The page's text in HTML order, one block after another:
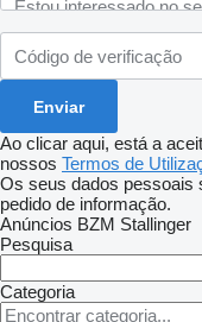
Ao clicar aqui, está a
nossos Termos de
Os seus dados pessoais
pedido de informação.
Anúncios BZM Stallinger
Pesquisa
Categoria